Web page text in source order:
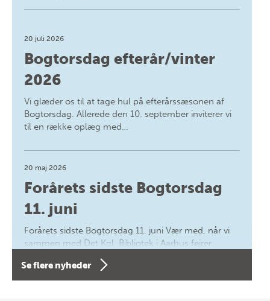
20 juli 2026
Bogtorsdag efterår/vinter
2026
Vi glæder os til at tage hul på efterårssæsonen af
Bogtorsdag. Allerede den 10. september inviterer vi
til en række oplæg med…
20 maj 2026
Forårets sidste Bogtorsdag
11. juni
Forårets sidste Bogtorsdag 11. juni Vær med, når vi
sammen med Det Kgl. Bibliotek i Aarhus fejrer
forfatterne bag vores nyes…
Se flere nyheder